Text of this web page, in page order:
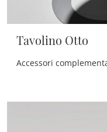
Tavolino Otto